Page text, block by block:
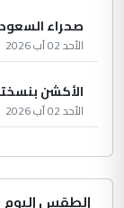
صحراء
الأحد 02 آب 2026
الأكشن
الأحد 02 آب 2026
الطقس اليوم